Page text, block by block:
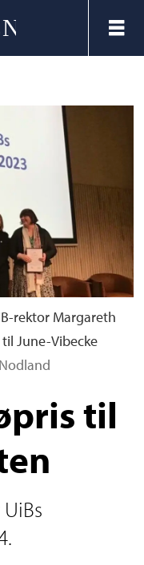
rektor Margareth
June-Vibecke
til